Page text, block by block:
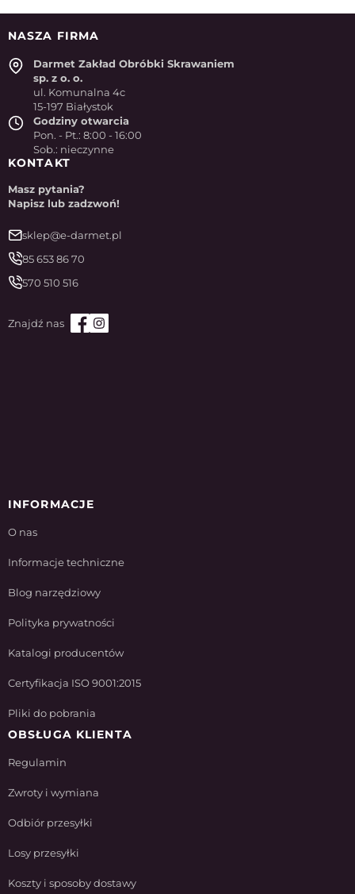
NASZA FIRMA
Darmet Zakład Obróbki Skrawaniem
sp. z o. o.
ul. Komunalna 4c
15-197 Białystok
Godziny otwarcia
Pon. - Pt.: 8:00 - 16:00
Sob.: nieczynne
KONTAKT
Masz pytania?
Napisz lub zadzwoń!
sklep@e-darmet.pl
85 653 86 70
570 510 516
INFORMACJE
O nas
Informacje techniczne
Blog narzędziowy
Polityka prywatności
Katalogi producentów
Certyfikacja ISO 9001:2015
Pliki do pobrania
OBSŁUGA KLIENTA
Regulamin
Zwroty i wymiana
Odbiór przesyłki
Losy przesyłki
Koszty i sposoby dostawy